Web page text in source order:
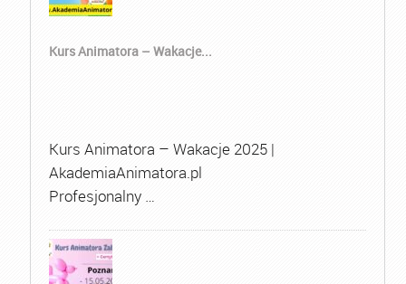
Kurs Animatora – Wakacje...
Kurs Animatora – Wakacje 2025 |
AkademiaAnimatora.pl
Profesjonalny …